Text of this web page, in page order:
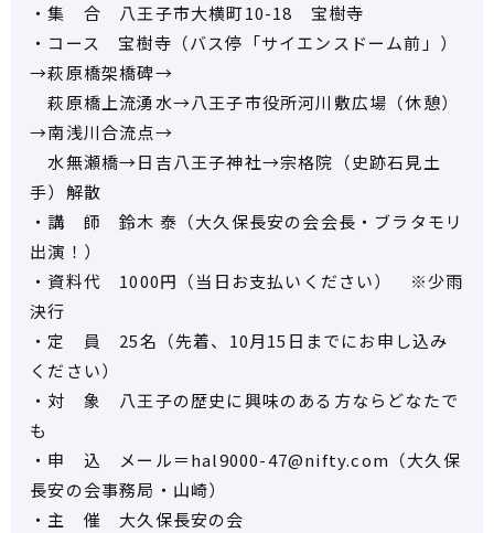
・集 合 八王子市大横町10-18 宝樹寺
・コース 宝樹寺（バス停「サイエンスドーム前」）
→萩原橋架橋碑→
萩原橋上流湧水→八王子市役所河川敷広場（休憩）
→南浅川合流点→
水無瀬橋→日吉八王子神社→宗格院（史跡石見土
手）解散
・講 師 鈴木 泰（大久保長安の会会長・ブラタモリ
出演！）
・資料代 1000円（当日お支払いください） ※少雨
決行
・定 員 25名（先着、10月15日までにお申し込み
ください）
・対 象 八王子の歴史に興味のある方ならどなたで
も
・申 込 メール＝hal9000-47@nifty.com（大久保
長安の会事務局・山崎）
・主 催 大久保長安の会